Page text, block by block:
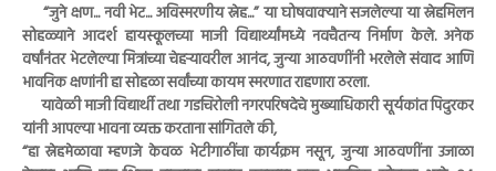
“जुने क्षण... नवी भेट... अविस्मरणीय स्नेह...” या घोषवाक्याने सजलेल्या या स्नेहमिलन
सोहळ्याने आदर्श हायस्कूलच्या माजी विद्यार्थ्यांमध्ये नवचैतन्य निर्माण केले. अनेक
वर्षांनंतर भेटलेल्या मित्रांच्या चेहऱ्यावरील आनंद, जुन्या आठवणींनी भरलेले संवाद आणि
भावनिक क्षणांनी हा सोहळा सर्वांच्या कायम स्मरणात राहणारा ठरला.
यावेळी माजी विद्यार्थी तथा गडचिरोली नगरपरिषदेचे मुख्याधिकारी सूर्यकांत पिदुरकर
यांनी आपल्या भावना व्यक्त करताना सांगितले की,
“हा स्नेहमेळावा म्हणजे केवळ भेटीगाठींचा कार्यक्रम नसून, जुन्या आठवणींना उजाळा